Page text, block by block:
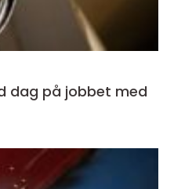
dag på jobbet med